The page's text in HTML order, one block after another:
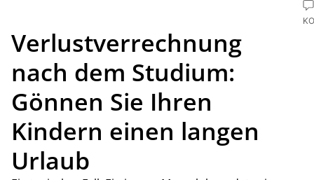
Verlustverrechnung
nach dem Studium:
Gönnen Sie Ihren
Kindern einen langen
Urlaub